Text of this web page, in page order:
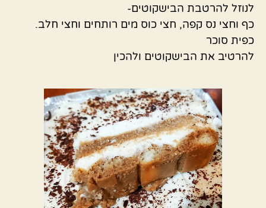
לנוזל להרטבת הבישקוטים-
כף וחצי נס קפה, חצי כוס מים רותחים וחצי חלב.
כפית סוכר
להרטיב את הבישקוטים ולהכין